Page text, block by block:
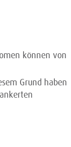
können von
Grund haben